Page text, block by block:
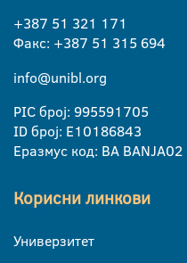
+387 51 321 171
Факс: +387 51 315 694
info@unibl.org
PIC број: 995591705
ID број: E10186843
Еразмус код: BA BANJA02
Корисни линкови
Универзитет